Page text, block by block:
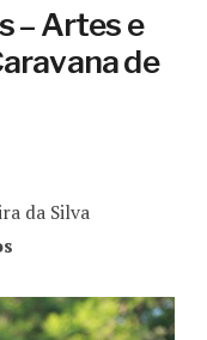
– Artes e
de
da Silva